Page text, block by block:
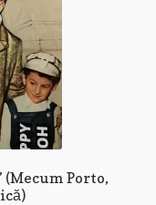
(Mecum Porto,